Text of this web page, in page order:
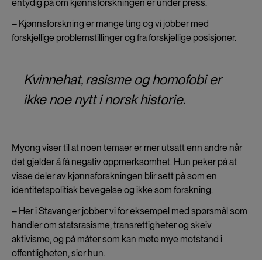
entydig på om kjønnsforskningen er under press.
– Kjønnsforskning er mange ting og vi jobber med
forskjellige problemstillinger og fra forskjellige posisjoner.
Kvinnehat, rasisme og homofobi er
ikke noe nytt i norsk historie.
Myong viser til at noen temaer er mer utsatt enn andre når
det gjelder å få negativ oppmerksomhet. Hun peker på at
visse deler av kjønnsforskningen blir sett på som en
identitetspolitisk bevegelse og ikke som forskning.
– Her i Stavanger jobber vi for eksempel med spørsmål som
handler om statsrasisme, transrettigheter og skeiv
aktivisme, og på måter som kan møte mye motstand i
offentligheten, sier hun.